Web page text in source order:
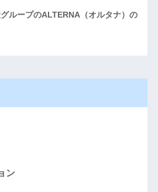
ループのALTERNA（オルタナ）の
ン